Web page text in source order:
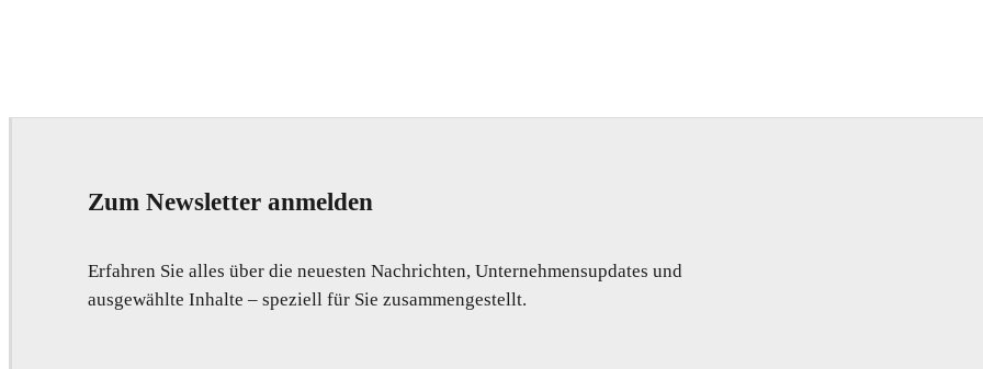
Zum Newsletter anmelden
Erfahren Sie alles über die neuesten Nachrichten, Unternehmensupdates und
ausgewählte Inhalte – speziell für Sie zusammengestellt.